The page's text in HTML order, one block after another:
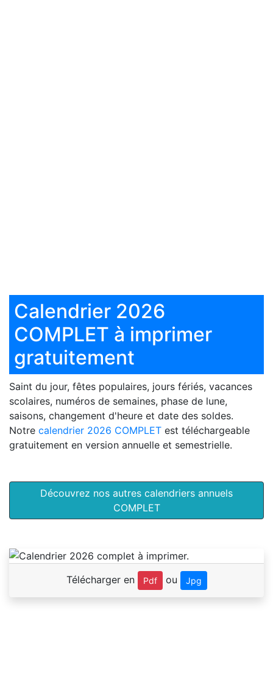
Calendrier 2026
COMPLET à imprimer
gratuitement
Saint du jour, fêtes populaires, jours fériés, vacances
scolaires, numéros de semaines, phase de lune,
saisons, changement d'heure et date des soldes.
Notre calendrier 2026 COMPLET est téléchargeable
gratuitement en version annuelle et semestrielle.
Découvrez nos autres calendriers annuels
COMPLET
Télécharger en Pdf ou Jpg